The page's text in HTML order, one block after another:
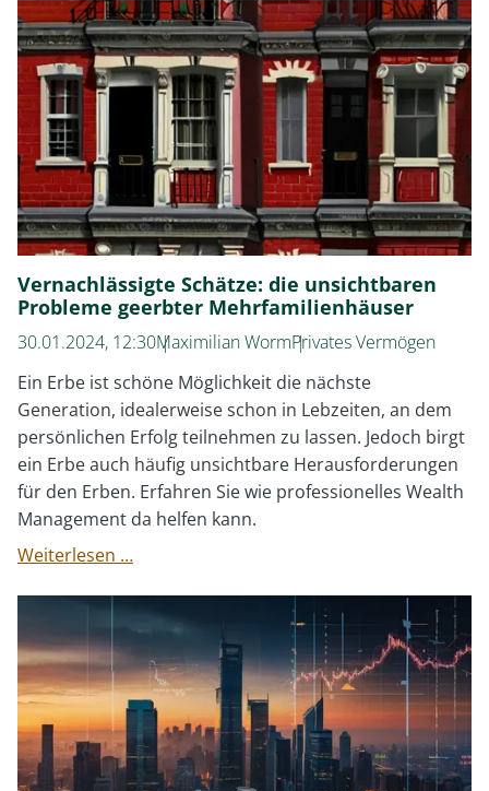
"Cash-
Invest":
Die
clevere
Alternative
zum
Tagesgeld
Vernachlässigte Schätze: die unsichtbaren
Probleme geerbter Mehrfamilienhäuser
30.01.2024, 12:30Maximilian WormPrivates Vermögen
Ein Erbe ist schöne Möglichkeit die nächste
Generation, idealerweise schon in Lebzeiten, an dem
persönlichen Erfolg teilnehmen zu lassen. Jedoch birgt
ein Erbe auch häufig unsichtbare Herausforderungen
für den Erben. Erfahren Sie wie professionelles Wealth
Management da helfen kann.
Weiterlesen …Vernachlässigte
die
unsichtbaren
Probleme
geerbter
Mehrfamilienhäuser